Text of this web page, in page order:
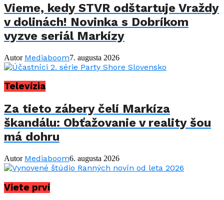
Vieme, kedy STVR odštartuje Vraždy
v dolinách! Novinka s Dobríkom
vyzve seriál Markízy
Autor Mediaboom7. augusta 2026
Televízia
Za tieto zábery čelí Markíza
škandálu: Obťažovanie v reality šou
má dohru
Autor Mediaboom6. augusta 2026
Viete prví